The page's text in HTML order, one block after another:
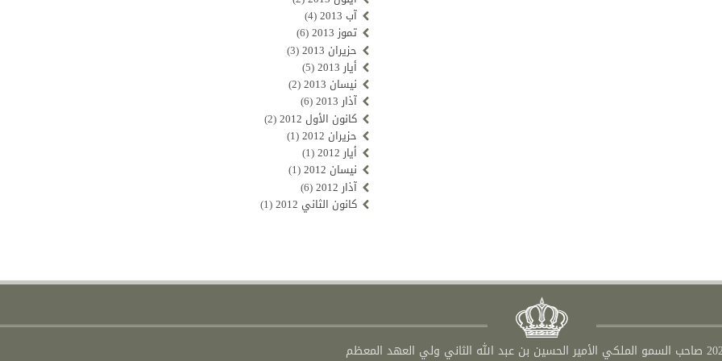
آب 2013
(4)
تموز 2013
(6)
حزيران 2013
(3)
أيار 2013
(5)
نيسان 2013
(2)
آذار 2013
(6)
كانون الأول 2012
(2)
حزيران 2012
(1)
أيار 2012
(1)
نيسان 2012
(1)
آذار 2012
(6)
كانون الثاني 2012
(1)